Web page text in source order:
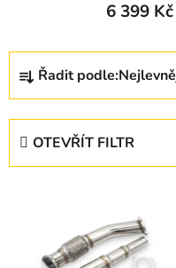
6 399 Kč
Ř
z
Řadit podle:
OTEVŘÍT FILTR